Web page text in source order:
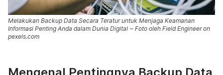
Melakukan Backup Data Secara Teratur untuk Menjaga Keamanan
Informasi Penting Anda dalam Dunia Digital ~ Foto oleh Field Engineer on
pexels.com